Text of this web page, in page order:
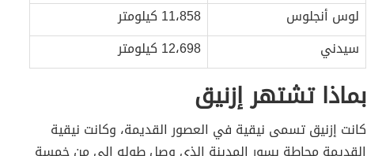
لوس أنجلوس
11،858 كيلومتر
سيدني
12،698 كيلومتر
بماذا تشتهر إزنيق
كانت إزنيق تسمى نيقية في العصور القديمة، وكانت نيقية